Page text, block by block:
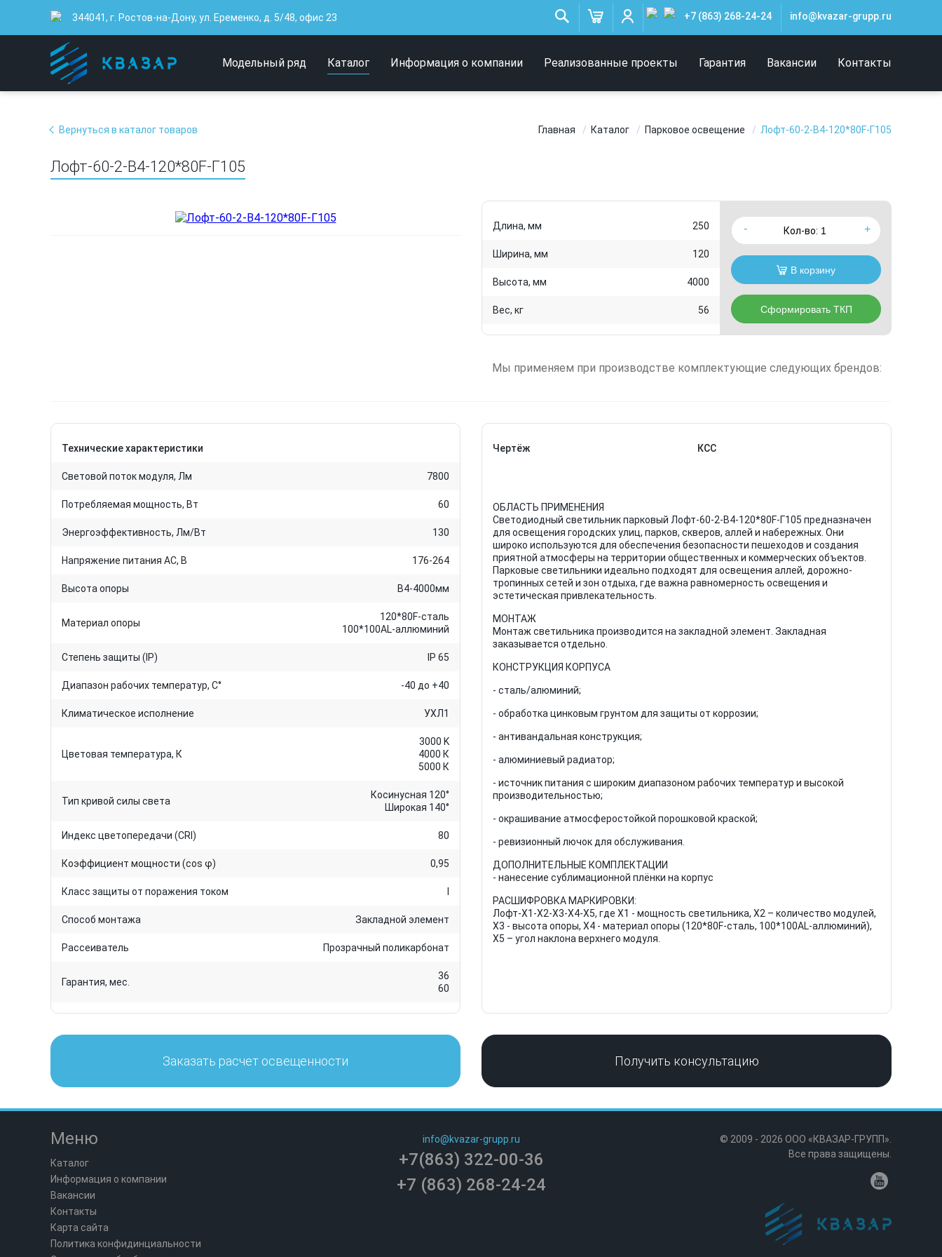
344041, г. Ростов-на-Дону, ул. Еременко, д. 5/48, офис 23 +7 (863) 268-24-24 info@kvazar-grupp.ru
Модельный ряд Каталог
Архитектурное освещение
Информация о компании Реализованные проекты Гарантия Вакансии Контакты
Вернуться в каталог товаров Главная Каталог Парковое освещение Лофт-60-2-В4-120*80F-Г105
Лофт-60-2-В4-120*80F-Г105
Длина, мм 250
Ширина, мм 120
Высота, мм 4000
Вес, кг 56
Кол-во:
В корзину
Сформировать ТКП
Мы применяем при производстве комплектующие следующих брендов:
Технические характеристики
Световой поток модуля, Лм 7800
Потребляемая мощность, Вт 60
Энергоэффективность, Лм/Вт 130
Напряжение питания AC, В 176-264
Высота опоры В4-4000мм
Материал опоры
120*80F-сталь
100*100AL-аллюминий
Степень защиты (IP) IP 65
Диапазон рабочих температур, C° -40 до +40
Климатическое исполнение УХЛ1
Цветовая температура, К
3000 K
4000 К
5000 К
Тип кривой силы света
Косинусная 120°
Широкая 140°
Индекс цветопередачи (CRI) 80
Коэффициент мощности (cos φ) 0,95
Класс защиты от поражения током
Способ монтажа Закладной элемент
Рассеиватель Прозрачный поликарбонат
Гарантия, мес.
36
60
Чертёж КСС
ОБЛАСТЬ ПРИМЕНЕНИЯ
Светодиодный светильник парковый Лофт-60-2-В4-120*80F-Г105 предназначен
для освещения городских улиц, парков, скверов, аллей и набережных. Они
широко используются для обеспечения безопасности пешеходов и создания
приятной атмосферы на территории общественных и коммерческих объектов.
Парковые светильники идеально подходят для освещения аллей, дорожно-
тропинных сетей и зон отдыха, где важна равномерность освещения и
эстетическая привлекательность.
МОНТАЖ
Монтаж светильника производится на закладной элемент. Закладная
заказывается отдельно.
КОНСТРУКЦИЯ КОРПУСА
- сталь/алюминий;
- обработка цинковым грунтом для защиты от коррозии;
- антивандальная конструкция;
- алюминиевый радиатор;
- источник питания с широким диапазоном рабочих температур и высокой
производительностью;
- окрашивание атмосферостойкой порошковой краской;
- ревизионный лючок для обслуживания.
ДОПОЛНИТЕЛЬНЫЕ КОМПЛЕКТАЦИИ
- нанесение сублимационной плёнки на корпус
РАСШИФРОВКА МАРКИРОВКИ:
Лофт-Х1-Х2-Х3-Х4-Х5, где X1 - мощность светильника, Х2 – количество модулей,
Х3 - высота опоры, Х4 - материал опоры (120*80F-сталь, 100*100AL-аллюминий),
Х5 – угол наклона верхнего модуля.
Заказать расчет освещенности Получить консультацию
Меню
Каталог
Информация о компании
Вакансии
Контакты
Карта сайта
Политика конфидинциальности
info@kvazar-grupp.ru
+7(863) 322-00-36
+7 (863) 268-24-24
© 2009 - 2026 ООО «КВАЗАР-ГРУПП».
Все права защищены.